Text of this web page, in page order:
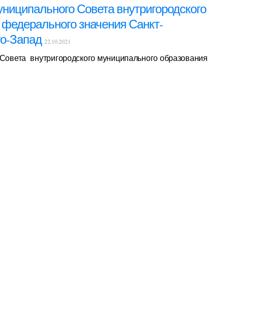
Совета внутригородского
значения Санкт-
Запад 22.10.2021
внутригородского муниципального образования